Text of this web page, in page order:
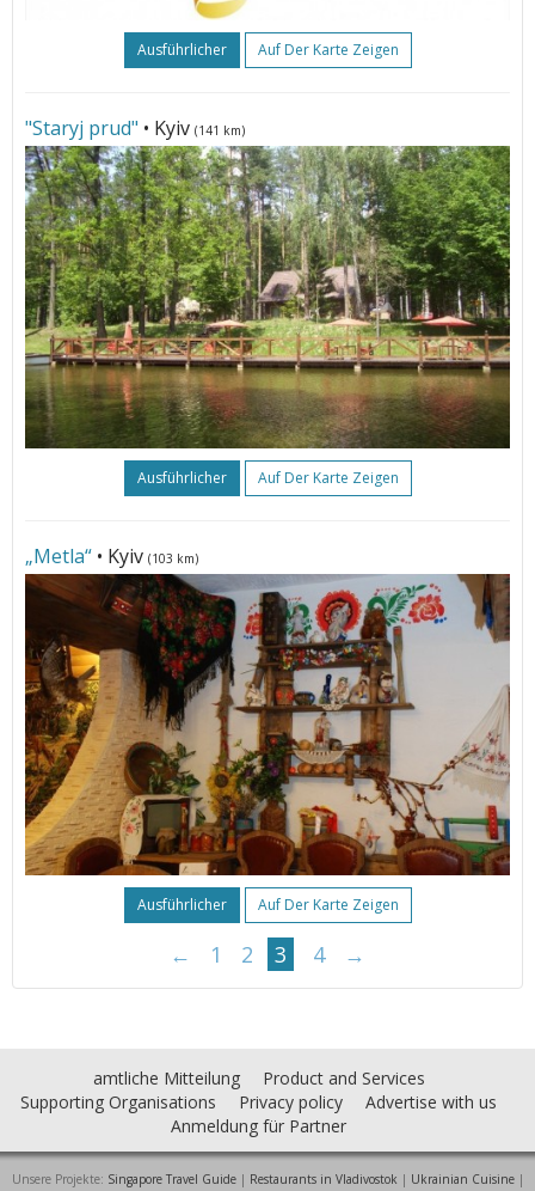
Ausführlicher Auf Der Karte Zeigen
"Staryj prud" • Kyiv (141 km)
Ausführlicher Auf Der Karte Zeigen
„Metla“ • Kyiv (103 km)
Ausführlicher Auf Der Karte Zeigen
← 1 2 3 4 →
amtliche Mitteilung
Product and Services
Supporting Organisations
Privacy policy
Advertise with us
Anmeldung für Partner
Unsere Projekte: Singapore Travel Guide| Restaurants in Vladivostok | Ukrainian Cuisine|